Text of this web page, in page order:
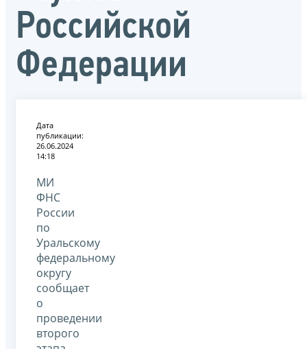
Российской
Федерации
Дата
публикации:
26.06.2024
14:18
МИ
ФНС
России
по
Уральскому
федеральному
округу
сообщает
о
проведении
второго